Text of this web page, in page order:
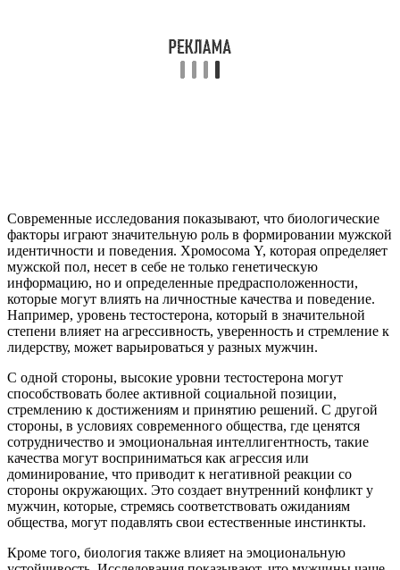
Современные исследования показывают, что биологические
факторы играют значительную роль в формировании мужской
идентичности и поведения. Хромосома Y, которая определяет
мужской пол, несет в себе не только генетическую
информацию, но и определенные предрасположенности,
которые могут влиять на личностные качества и поведение.
Например, уровень тестостерона, который в значительной
степени влияет на агрессивность, уверенность и стремление к
лидерству, может варьироваться у разных мужчин.
С одной стороны, высокие уровни тестостерона могут
способствовать более активной социальной позиции,
стремлению к достижениям и принятию решений. С другой
стороны, в условиях современного общества, где ценятся
сотрудничество и эмоциональная интеллигентность, такие
качества могут восприниматься как агрессия или
доминирование, что приводит к негативной реакции со
стороны окружающих. Это создает внутренний конфликт у
мужчин, которые, стремясь соответствовать ожиданиям
общества, могут подавлять свои естественные инстинкты.
Кроме того, биология также влияет на эмоциональную